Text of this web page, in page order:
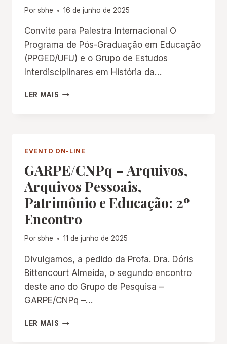
Porsbhe 16 de junho de 2025
Convite para Palestra Internacional O
Programa de Pós-Graduação em Educação
(PPGED/UFU) e o Grupo de Estudos
Interdisciplinares em História da…
LER MAIS PALESTRA:
(BNF)
AO
ALCANCE
DO
BRASIL:
CAMINHOS
PESQUISA
GALLICA
E
DESCOBERTAS
A
A
EVENTO ON-LINE
GARPE/CNPq – Arquivos,
Arquivos Pessoais,
Patrimônio e Educação: 2º
Encontro
Porsbhe 11 de junho de 2025
Divulgamos, a pedido da Profa. Dra. Dóris
Bittencourt Almeida, o segundo encontro
deste ano do Grupo de Pesquisa –
GARPE/CNPq –…
LER MAIS GARPE/CNPQ